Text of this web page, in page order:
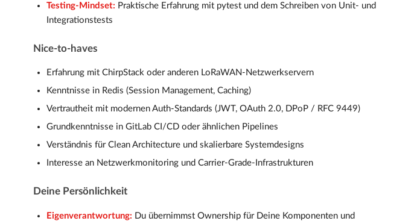
Testing-Mindset: Praktische Erfahrung mit pytest und dem Schreiben von Unit- und
Integrationstests
Nice-to-haves
Erfahrung mit ChirpStack oder anderen LoRaWAN-Netzwerkservern
Kenntnisse in Redis (Session Management, Caching)
Vertrautheit mit modernen Auth-Standards (JWT, OAuth 2.0, DPoP / RFC 9449)
Grundkenntnisse in GitLab CI/CD oder ähnlichen Pipelines
Verständnis für Clean Architecture und skalierbare Systemdesigns
Interesse an Netzwerkmonitoring und Carrier-Grade-Infrastrukturen
Deine Persönlichkeit
Eigenverantwortung: Du übernimmst Ownership für Deine Komponenten und